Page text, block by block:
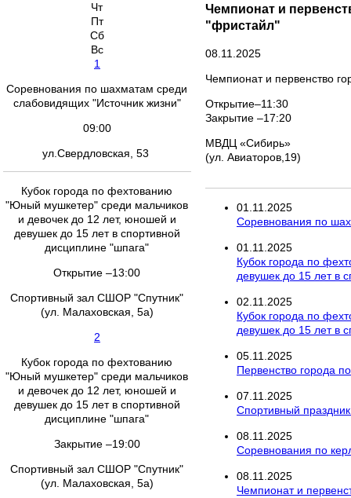
Чт
Пт
Сб
Вс
1
Соревнования по шахматам среди
слабовидящих "Источник жизни"
09:00
ул.Свердловская, 53
Кубок города по фехтованию
"Юный мушкетер" среди мальчиков
и девочек до 12 лет, юношей и
девушек до 15 лет в спортивной
дисциплине "шпага"
Открытие –13:00
Спортивный зал СШОР "Спутник"
(ул. Малаховская, 5а)
2
Кубок города по фехтованию
"Юный мушкетер" среди мальчиков
и девочек до 12 лет, юношей и
девушек до 15 лет в спортивной
дисциплине "шпага"
Закрытие –19:00
Спортивный зал СШОР "Спутник"
(ул. Малаховская, 5а)
Чемпионат и
"фристайл"
08.11.2025
Чемпионат и первенство
Открытие–11:30
Закрытие –17:20
МВДЦ «Сибирь»
(ул. Авиаторов,19)
01.11.2025
Соревнования по
01.11.2025
Кубок города по
девушек до 15 лет в
02.11.2025
Кубок города по
девушек до 15 лет в
05.11.2025
Первенство города
07.11.2025
Спортивный
08.11.2025
Соревнования по
08.11.2025
Чемпионат и